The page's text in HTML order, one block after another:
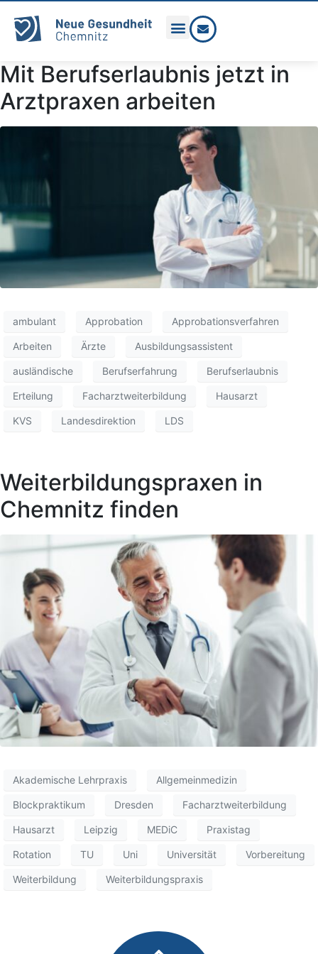
Mit Berufserlaubnis jetzt in
Arztpraxen arbeiten
ambulant Approbation Approbationsverfahren
Arbeiten Ärzte Ausbildungsassistent
ausländische Berufserfahrung Berufserlaubnis
Erteilung Facharztweiterbildung Hausarzt
KVS Landesdirektion LDS
Weiterbildungspraxen in
Chemnitz finden
Akademische Lehrpraxis Allgemeinmedizin
Blockpraktikum Dresden Facharztweiterbildung
Hausarzt Leipzig MEDiC Praxistag
Rotation TU Uni Universität Vorbereitung
Weiterbildung Weiterbildungspraxis